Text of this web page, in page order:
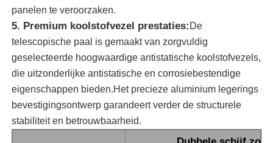
Zonnepaneel Wasapparatuur
Water Fed Pole
Omgekeerde Osmosemachine
Zonnepaneel Schoonmakende Robot
panelen te veroorzaken.
5. Premium koolstofvezel prestaties: De
telescopische paal is gemaakt van zorgvuldig
geselecteerde hoogwaardige antistatische koolstofvezels,
die uitzonderlijke antistatische en corrosiebestendige
eigenschappen bieden.Het precieze aluminium legerings
bevestigingsontwerp garandeert verder de structurele
stabiliteit en betrouwbaarheid.